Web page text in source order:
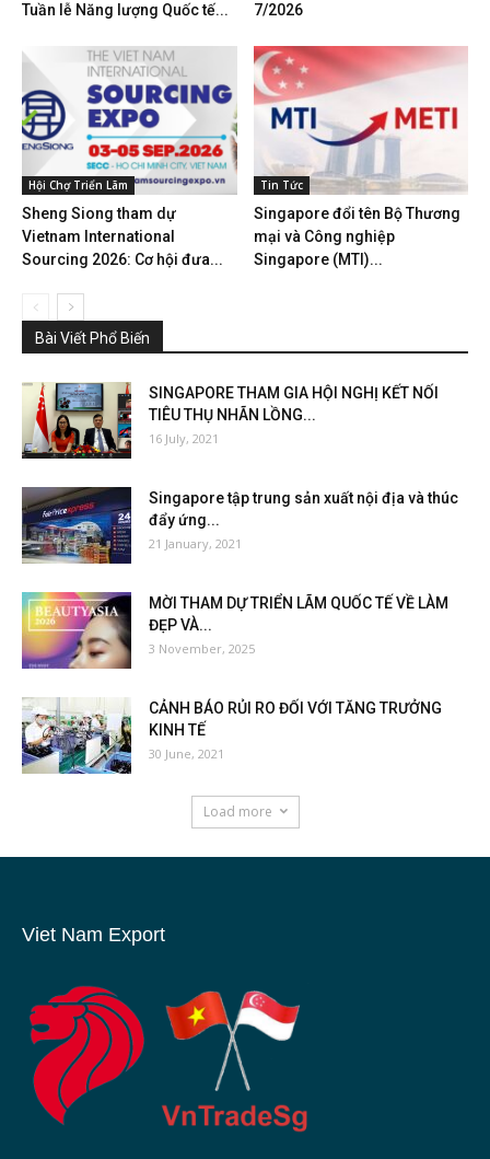
Tuần lễ Năng lượng Quốc tế...
7/2026
Hội Chợ Triển Lãm
Sheng Siong tham dự
Vietnam International
Sourcing 2026: Cơ hội đưa...
Tin Tức
Singapore đổi tên Bộ Thương
mại và Công nghiệp
Singapore (MTI)...
Bài Viết Phổ Biến
SINGAPORE THAM GIA HỘI NGHỊ KẾT NỐI
TIÊU THỤ NHÃN LỒNG...
16 July, 2021
Singapore tập trung sản xuất nội địa và thúc
đẩy ứng...
21 January, 2021
MỜI THAM DỰ TRIỂN LÃM QUỐC TẾ VỀ LÀM
ĐẸP VÀ...
3 November, 2025
CẢNH BÁO RỦI RO ĐỐI VỚI TĂNG TRƯỞNG
KINH TẾ
30 June, 2021
Load more
Viet Nam Export